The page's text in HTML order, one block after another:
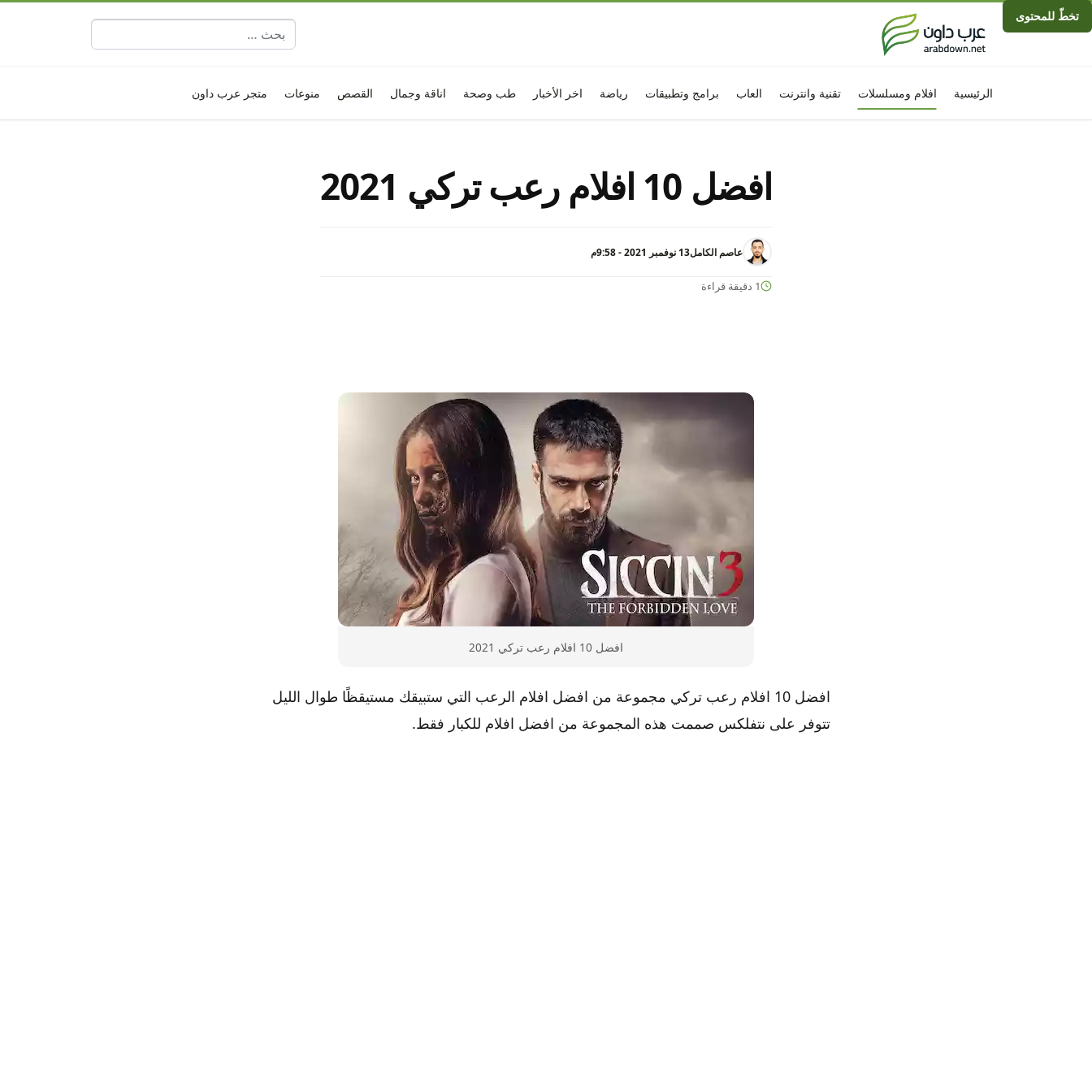
تخطّ للمحتوى
البحث عن:
الرئيسية افلام ومسلسلات تقنية وانترنت العاب برامج وتطبيقات رياضة اخر الأخبار طب وصحة اناقة وجمال القصص منوعات متجر عرب داون
افضل 10 افلام رعب تركي 2021
عاصم الكامل13 نوفمبر 2021 - 9:58م
1 دقيقة قراءة
افضل 10 افلام رعب تركي 2021
افضل 10 افلام رعب تركي مجموعة من افضل افلام الرعب التي ستبيقك مستيقظًا طوال الليل
تتوفر على نتفلكس صممت هذه المجموعة من افضل افلام للكبار فقط.